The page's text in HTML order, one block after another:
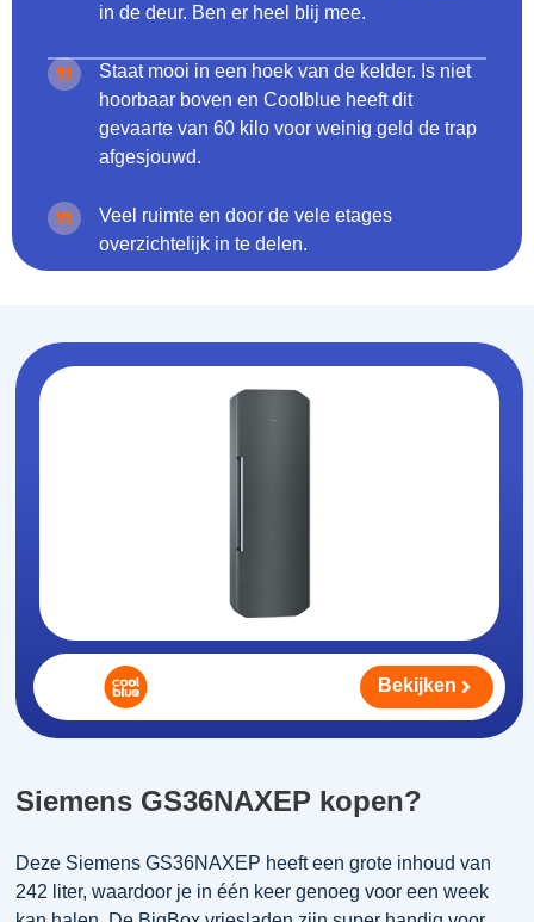
in de deur. Ben er heel blij mee.
Staat mooi in een hoek van de kelder. Is niet
hoorbaar boven en Coolblue heeft dit
gevaarte van 60 kilo voor weinig geld de trap
afgesjouwd.
Veel ruimte en door de vele etages
overzichtelijk in te delen.
Siemens GS36NAXEP kopen?
Deze Siemens GS36NAXEP heeft een grote inhoud van
242 liter, waardoor je in één keer genoeg voor een week
Bekijken